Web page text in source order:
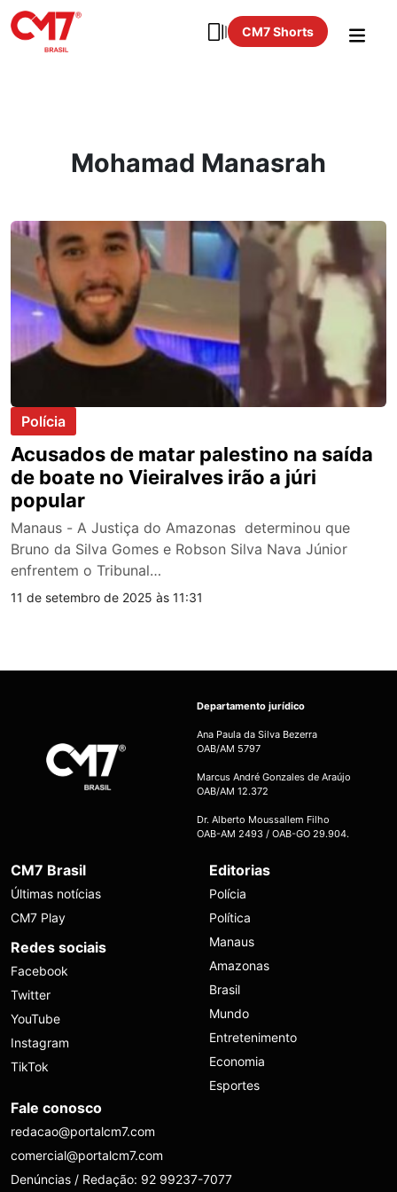
CM7 Shorts
Mohamad Manasrah
Polícia
Acusados de matar palestino na saída
de boate no Vieiralves irão a júri
popular
Manaus - A Justiça do Amazonas determinou que
Bruno da Silva Gomes e Robson Silva Nava Júnior
enfrentem o Tribunal…
11 de setembro de 2025 às 11:31
Departamento jurídico
Ana Paula da Silva Bezerra
OAB/AM 5797
Marcus André Gonzales de Araújo
OAB/AM 12.372
Dr. Alberto Moussallem Filho
OAB-AM 2493 / OAB-GO 29.904.
CM7 Brasil
Últimas notícias
CM7 Play
Redes sociais
Facebook
Twitter
YouTube
Instagram
TikTok
Editorias
Polícia
Política
Manaus
Amazonas
Brasil
Mundo
Entretenimento
Economia
Esportes
Fale conosco
redacao@portalcm7.com
comercial@portalcm7.com
Denúncias / Redação: 92 99237-7077